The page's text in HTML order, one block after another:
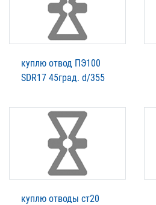
куплю отвод ПЭ100
SDR17 45град. d/355
куплю отводы ст20